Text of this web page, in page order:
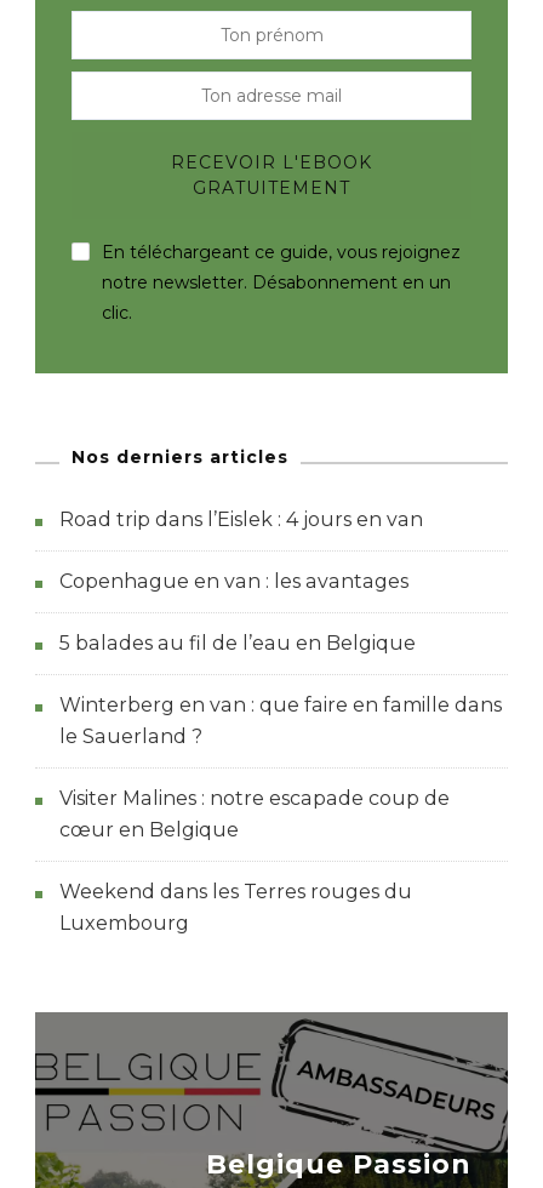
En téléchargeant ce guide, vous rejoignez
notre newsletter. Désabonnement en un
clic.
Nos derniers articles
Road trip dans l’Eislek : 4 jours en van
Copenhague en van : les avantages
5 balades au fil de l’eau en Belgique
Winterberg en van : que faire en famille dans
le Sauerland ?
Visiter Malines : notre escapade coup de
cœur en Belgique
Weekend dans les Terres rouges du
Luxembourg
Belgique Passion